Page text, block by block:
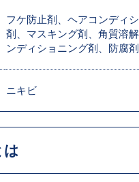
フケ防止剤、ヘアコンディ
剤、マスキング剤、角質溶
ンディショニング剤、防腐
ニキビ
は